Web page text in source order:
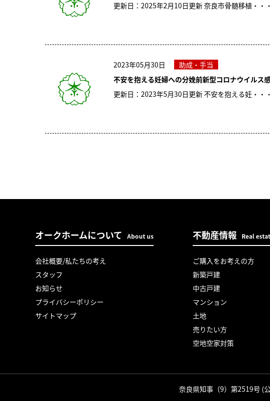
更新日：2025年2月10日更新 奈良市骨髄移植・・・
2023年05月30日
助成・手当
不安を抱える妊婦への分娩前新型コロナウイルス
更新日：2023年5月30日更新 不安を抱える妊・・・
オークホームについて About us
会社概要/私たちの考え
スタッフ
お知らせ
プライバシーポリシー
サイトマップ
不動産情報 Real
ご購入をお考えの方
新築戸建
中古戸建
マンション
土地
売りたい方
空地空家対策
奈良県知事（9）第2519号 (